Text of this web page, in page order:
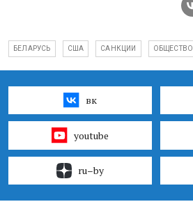
БЕЛАРУСЬ США САНКЦИИ ОБЩЕСТВО
вк
youtube
ru–by